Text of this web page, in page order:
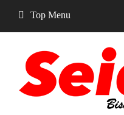
content
Top Menu